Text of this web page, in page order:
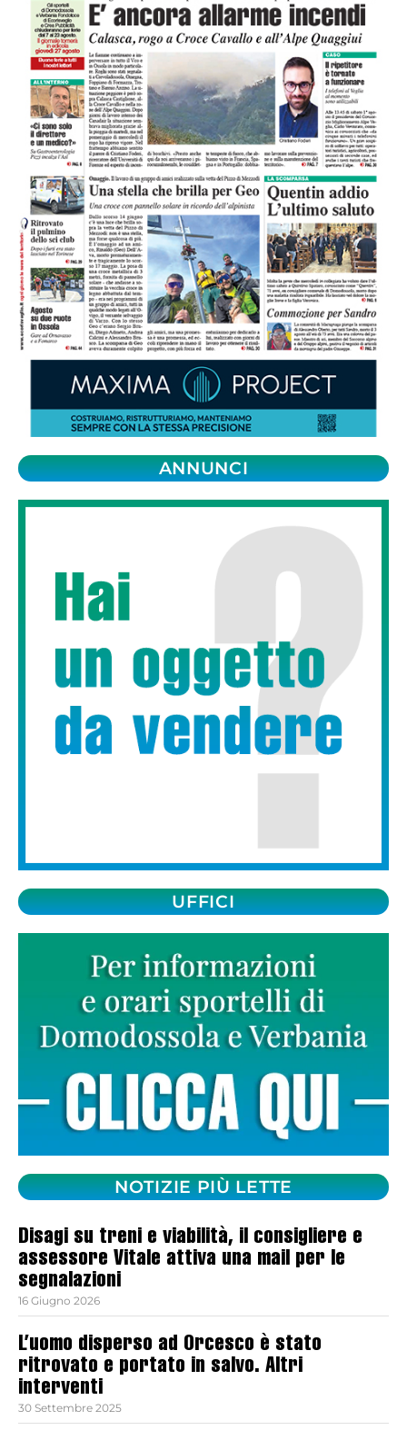
ANNUNCI
UFFICI
NOTIZIE PIÙ LETTE
Disagi su treni e viabilità, il consigliere e
assessore Vitale attiva una mail per le
segnalazioni
16 Giugno 2026
L’uomo disperso ad Orcesco è stato
ritrovato e portato in salvo. Altri
interventi
30 Settembre 2025